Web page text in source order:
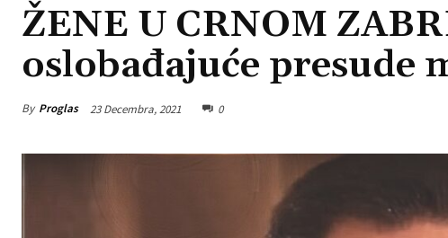
ŽENE U CRNOM
oslobađajuće
By Proglas 23 Decembra, 2021 0